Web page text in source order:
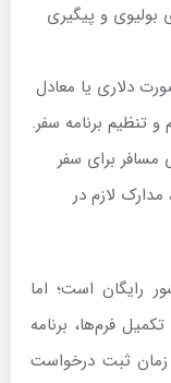
و پیگیری
دلاری یا معادل
تنظیم برنامه سفر.
مسافر برای سفر
لازم در
رایگان است؛ اما
فرم‌ها، برنامه
زمان ثبت درخواست